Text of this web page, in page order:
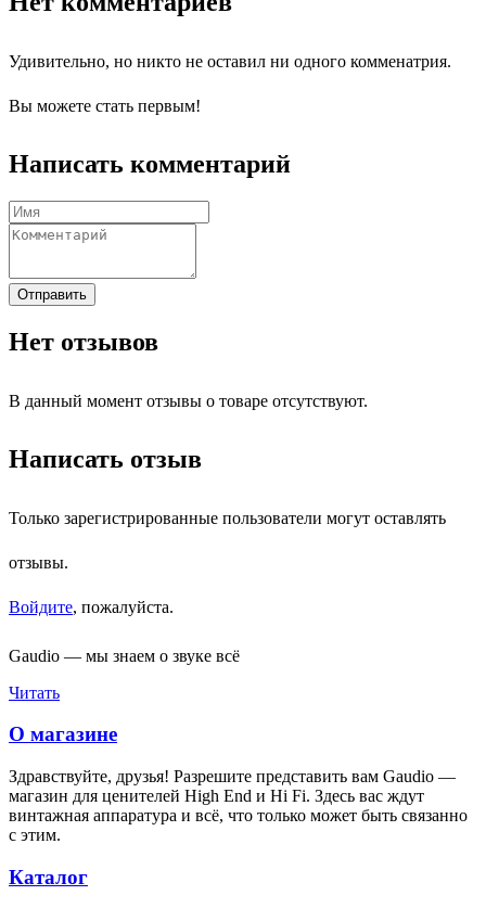
Удивительно, но никто не оставил ни одного комменатрия.
Вы можете стать первым!
Написать комментарий
Отправить
Нет отзывов
В данный момент отзывы о товаре отсутствуют.
Написать отзыв
Только зарегистрированные пользователи могут оставлять
отзывы.
Войдите, пожалуйста.
Gaudio — мы знаем о звуке всё
Читать
О магазине
Здравствуйте, друзья! Разрешите представить вам Gaudio —
магазин для ценителей High End и Hi Fi. Здесь вас ждут
винтажная аппаратура и всё, что только может быть связанно
с этим.
Каталог